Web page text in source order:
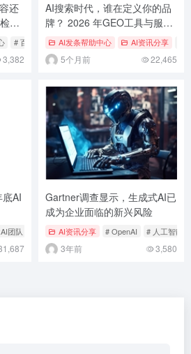
还
测
# 百度
3,382
AI搜索时代，谁在定义你的品
牌？ 2026 年GEO工具与服务
商选型全指南
AI发条帮助中心 AI资讯分享
5个月前 22,465
AI
团队 # 二进制代码
Gartner调查显示，生成式AI已
成为企业面临的新兴风险
AI资讯分享 # OpenAI # 人工智能
3年前 3,580